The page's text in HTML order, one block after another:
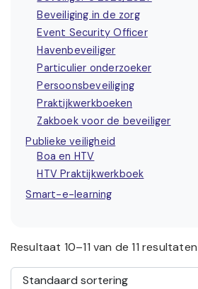
Resultaat 10–11 van de 11
Beveiliging in de zorg
Event Security Officer
Havenbeveiliger
Particulier onderzoeker
Persoonsbeveiliging
Praktijkwerkboeken
Zakboek voor de beveiliger
Publieke veiligheid
Boa en HTV
HTV Praktijkwerkboek
Smart-e-learning